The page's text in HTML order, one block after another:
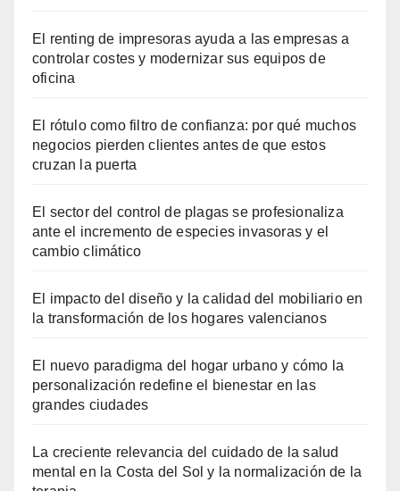
El renting de impresoras ayuda a las empresas a
controlar costes y modernizar sus equipos de
oficina
El rótulo como filtro de confianza: por qué muchos
negocios pierden clientes antes de que estos
cruzan la puerta
El sector del control de plagas se profesionaliza
ante el incremento de especies invasoras y el
cambio climático
El impacto del diseño y la calidad del mobiliario en
la transformación de los hogares valencianos
El nuevo paradigma del hogar urbano y cómo la
personalización redefine el bienestar en las
grandes ciudades
La creciente relevancia del cuidado de la salud
mental en la Costa del Sol y la normalización de la